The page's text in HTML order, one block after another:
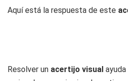
Aquí está la respuesta de este
Resolver un acertijo visual